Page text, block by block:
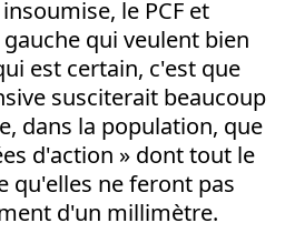
le PCF et
qui veulent bien
est certain, c'est que
susciterait beaucoup
dans la population, que
d'action » dont tout le
qu'elles ne feront pas
d'un millimètre.